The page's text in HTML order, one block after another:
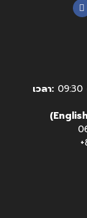
เวลา: 09:30